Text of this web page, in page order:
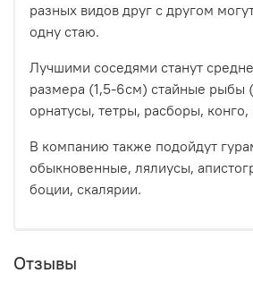
разных видов друг с другом
одну стаю.
Лучшими соседями станут
размера (1,5-6см) стайные рыбы
орнатусы, тетры, расборы,
В компанию также подойдут
обыкновенные, лялиусы,
боции, скалярии.
Отзывы